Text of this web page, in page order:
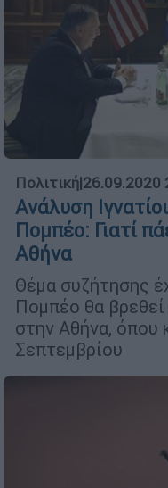
Πολιτική|26.09.2020
Ανάλυση
Πομπέο: Γιατί
Αθήνα
Θέμα συζήτησης
Πομπέο θα βρεθεί
στην Αθήνα, όπου
Σεπτεμβρίου